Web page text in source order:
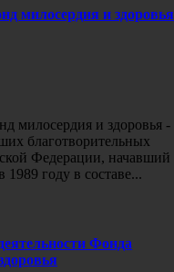
милосердия и здоровья
милосердия и здоровья -
благотворительных
Федерации, начавший
году в составе...
Фонда